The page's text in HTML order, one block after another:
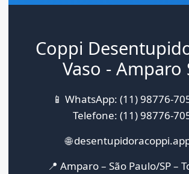
Coppi
Vaso - Amparo
📱 WhatsApp: (11) 98776-
Telefone: (11) 98776-
🌐
📍 Amparo – São Paulo/SP –